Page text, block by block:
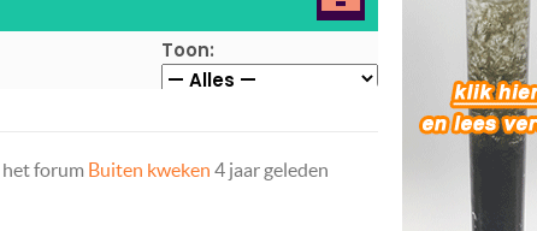
Toon:
forum Buiten kweken 4 jaar geleden